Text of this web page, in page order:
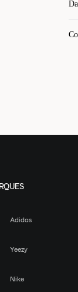
Adidas
Yeezy
Nike